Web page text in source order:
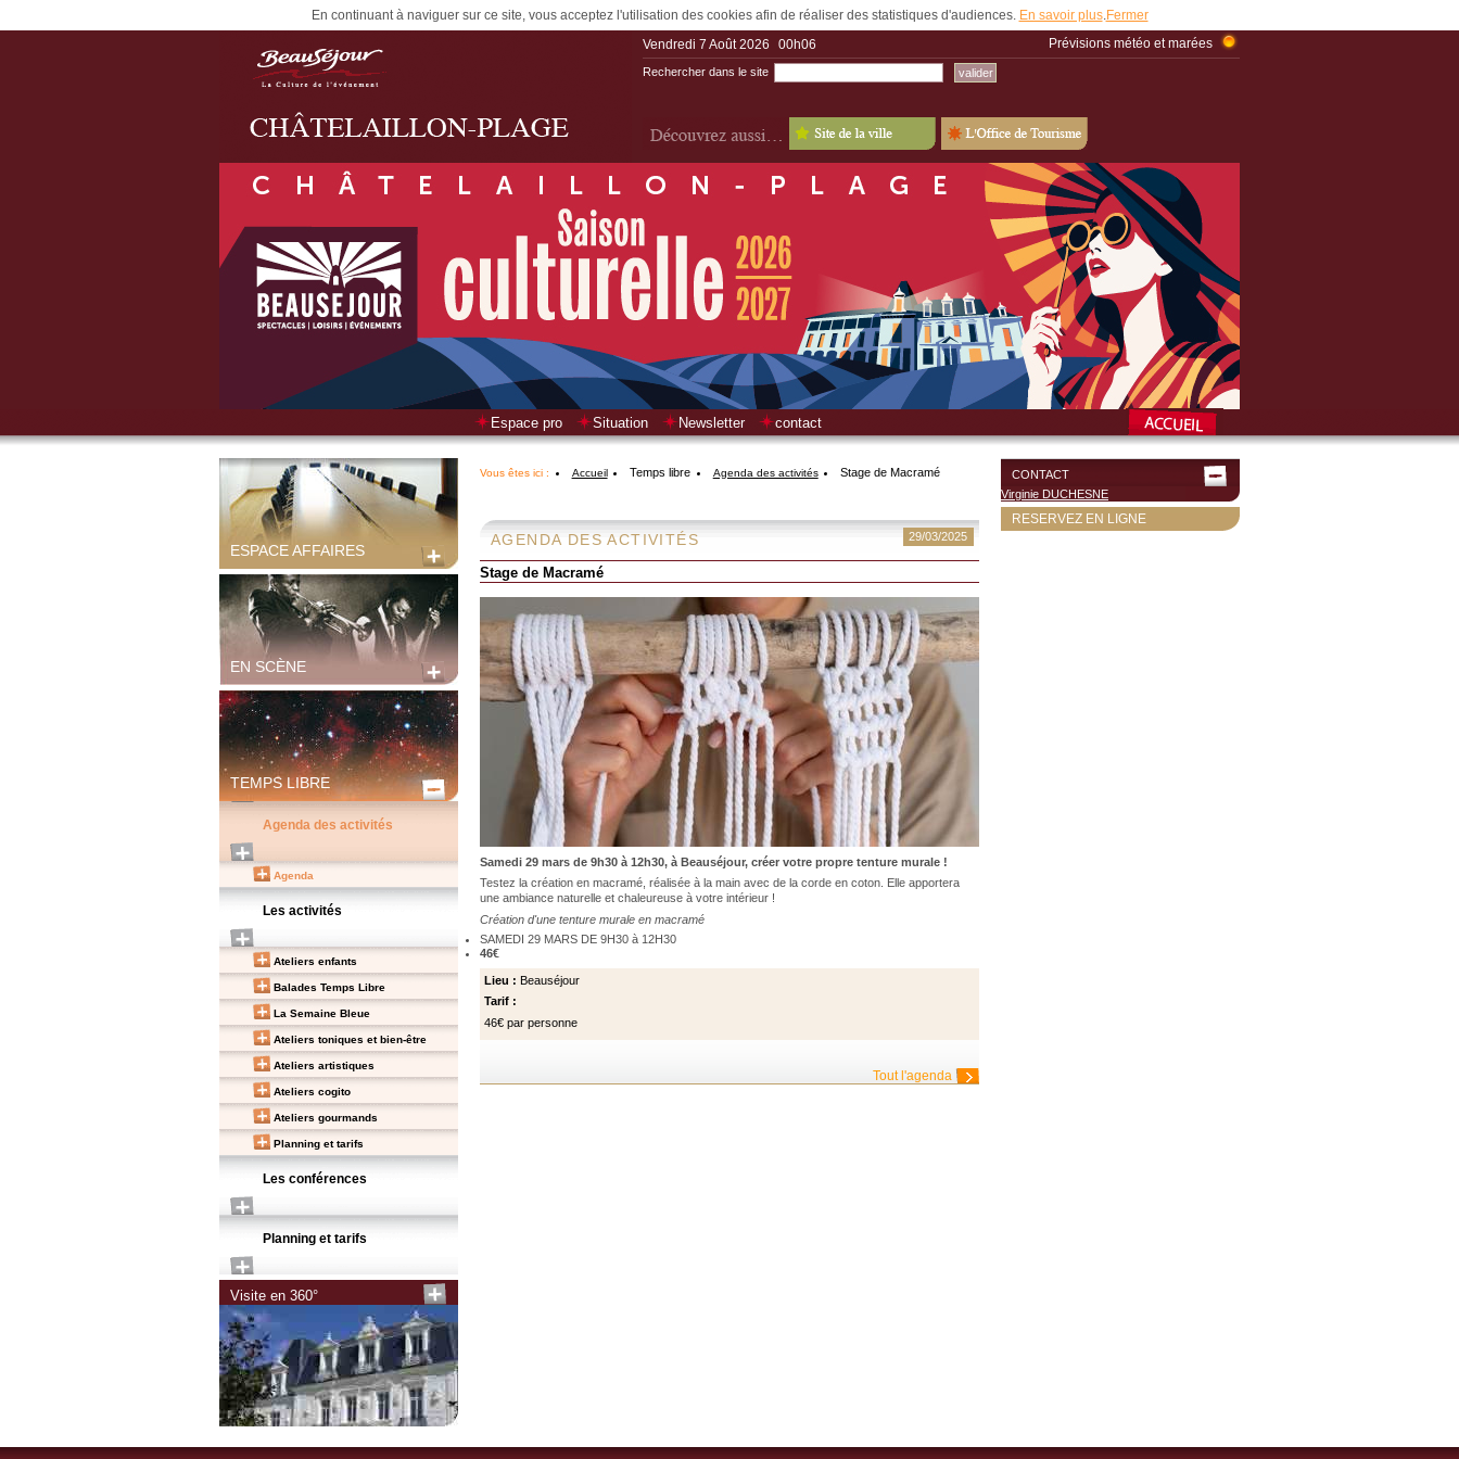
En continuant à naviguer sur ce site, vous acceptez l'utilisation des cookies afin de réaliser des statistiques d'audiences. En savoir plus. Fermer
Vendredi 7 Août 2026
00h06 Prévisions météo et marées
Rechercher dans le site
Espace pro Situation Newsletter contact
ESPACE AFFAIRES
EN SCÈNE
TEMPS LIBRE
Agenda des activités
Agenda
Les activités
Ateliers enfants
Balades Temps Libre
La Semaine Bleue
Ateliers toniques et bien-être
Ateliers artistiques
Ateliers cogito
Ateliers gourmands
Planning et tarifs
Les conférences
Planning et tarifs
Visite en 360°
Vous êtes ici : Accueil Temps libre Agenda des activités Stage de Macramé
AGENDA DES ACTIVITÉS 29/03/2025
Stage de Macramé
Samedi 29 mars de 9h30 à 12h30, à Beauséjour, créer votre propre tenture murale !
Testez la création en macramé, réalisée à la main avec de la corde en coton. Elle apportera
une ambiance naturelle et chaleureuse à votre intérieur !
Création d'une tenture murale en macramé
SAMEDI 29 MARS DE 9H30 à 12H30
46€
Lieu : Beauséjour
Tarif :
46€ par personne
Tout l'agenda
CONTACT
Virginie DUCHESNE
RESERVEZ EN LIGNE